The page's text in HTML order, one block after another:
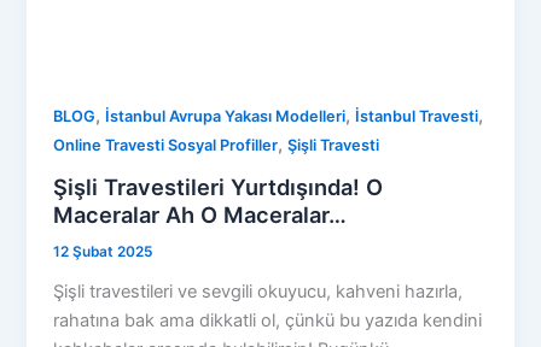
BLOG, İstanbul Avrupa Yakası Modelleri, İstanbul Travesti,
Online Travesti Sosyal Profiller,Şişli Travesti
Şişli Travestileri Yurtdışında! O
Maceralar Ah O Maceralar…
12 Şubat 2025
Şişli travestileri ve sevgili okuyucu, kahveni hazırla,
rahatına bak ama dikkatli ol, çünkü bu yazıda kendini